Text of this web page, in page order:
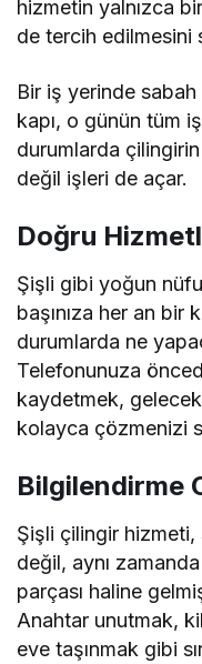
hizmetin yalnızca
de tercih edilmesini
Bir iş yerinde
kapı, o günün tüm
durumlarda çilingirin
değil işleri de açar.
Doğru
Şişli gibi yoğun
başınıza her an bir
durumlarda ne
Telefonunuza
kaydetmek,
kolayca çözmenizi
Bilgilendirme
Şişli çilingir
değil, aynı
parçası haline
Anahtar unutmak,
eve taşınmak gibi